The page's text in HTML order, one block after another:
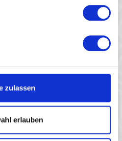
zulassen
erlauben